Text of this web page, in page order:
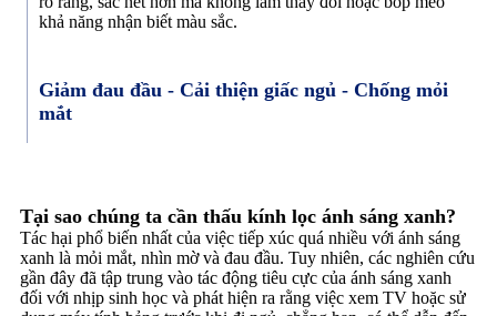
khả năng nhận biết màu sắc.
Giảm đau đầu - Cải thiện giấc ngủ - Chống mỏi
mắt
Tại sao chúng ta cần thấu kính lọc ánh sáng xanh?
Tác hại phổ biến nhất của việc tiếp xúc quá nhiều với ánh sáng
xanh là mỏi mắt, nhìn mờ và đau đầu. Tuy nhiên, các nghiên cứu
gần đây đã tập trung vào tác động tiêu cực của ánh sáng xanh
đối với nhịp sinh học và phát hiện ra rằng việc xem TV hoặc sử